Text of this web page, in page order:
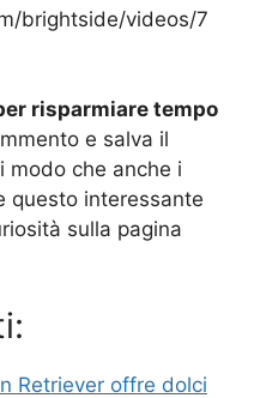
brightside/videos/7
risparmiare tempo
e salva il
modo che anche i
questo interessante
sulla pagina
Retriever offre dolci